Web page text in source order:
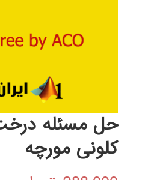
حل مسئله درخت
کلونی مورچه